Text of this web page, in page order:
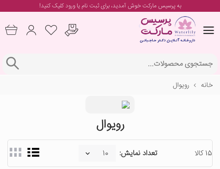
به پرسیس مارکت خوش آمدید، برایثبت نام یا ورودکلیک کنید!
خانه رویوال
رویوال
15 کالا تعداد نمایش: